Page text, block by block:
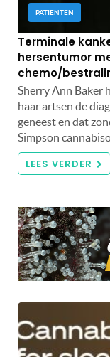
PATIËNTEN
Terminale
hersentumor
chemo/
Sherry Ann Baker
haar artsen de
geneest en dat
Simpson
LEES VERDER